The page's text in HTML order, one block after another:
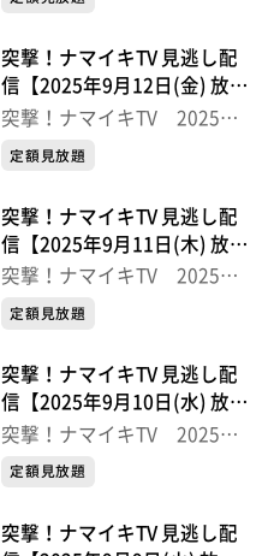
突撃！ナマイキTV 見逃し配
信【2025年9月12日(金) 放送
分】
突撃！ナマイキTV 2025後
半
定額見放題
突撃！ナマイキTV 見逃し配
信【2025年9月11日(木) 放送
分】
突撃！ナマイキTV 2025後
半
定額見放題
突撃！ナマイキTV 見逃し配
信【2025年9月10日(水) 放送
分】
突撃！ナマイキTV 2025後
半
定額見放題
突撃！ナマイキTV 見逃し配